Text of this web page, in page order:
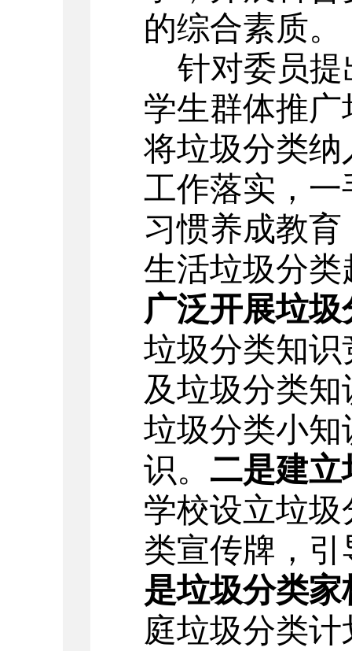
的综合素质。
针对委员提
学生群体推
将垃圾分类
工作落实，
习惯养成教
生活垃圾分
广泛开展垃
垃圾分类知
及垃圾分类知
垃圾分类小知
识。 二是建
学校设立垃圾
类宣传牌，
是垃圾分类
庭垃圾分类